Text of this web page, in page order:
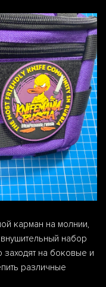
карман на молнии,
набор
заходят на боковые и
различные